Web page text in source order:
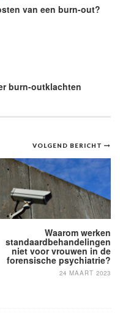
van een burn-out?
burn-outklachten
VOLGEND BERICHT
Waarom werken
standaardbehandelingen
niet voor vrouwen in de
forensische psychiatrie?
24 MAART 2023